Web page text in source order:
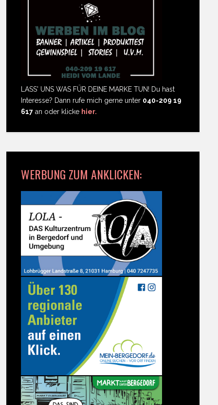
LASS' UNS WAS FÜR DEINE MARKE TUN! Du hast
Interesse? Dann rufe mich gerne unter 040-209 19
617 an oder klicke hier.
WERBUNG ZUM ANKLICKEN: